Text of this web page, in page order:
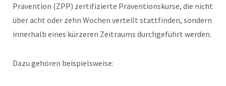
Prävention (ZPP) zertifizierte Präventionskurse, die nicht
über acht oder zehn Wochen verteilt stattfinden, sondern
innerhalb eines kürzeren Zeitraums durchgeführt werden.
Dazu gehören beispielsweise: